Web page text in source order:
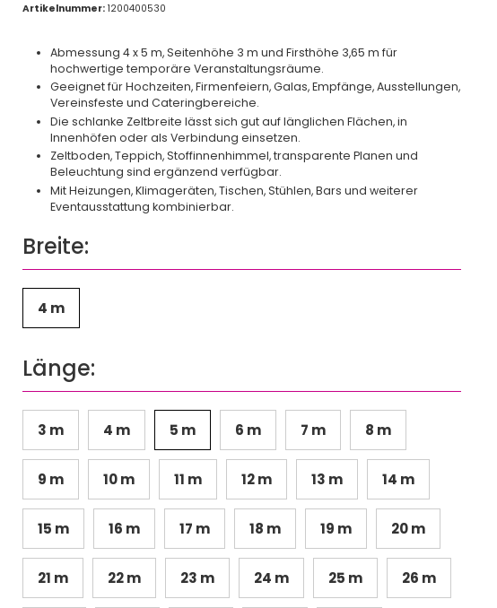
Artikelnummer: 1200400530
Abmessung 4 x 5 m, Seitenhöhe 3 m und Firsthöhe 3,65 m für
hochwertige temporäre Veranstaltungsräume.
Geeignet für Hochzeiten, Firmenfeiern, Galas, Empfänge, Ausstellungen,
Vereinsfeste und Cateringbereiche.
Die schlanke Zeltbreite lässt sich gut auf länglichen Flächen, in
Innenhöfen oder als Verbindung einsetzen.
Zeltboden, Teppich, Stoffinnenhimmel, transparente Planen und
Beleuchtung sind ergänzend verfügbar.
Mit Heizungen, Klimageräten, Tischen, Stühlen, Bars und weiterer
Eventausstattung kombinierbar.
Breite:
4 m
Länge:
3 m 4 m 5 m 6 m 7 m 8 m
9 m 10 m 11 m 12 m 13 m 14 m
15 m 16 m 17 m 18 m 19 m 20 m
21 m 22 m 23 m 24 m 25 m 26 m